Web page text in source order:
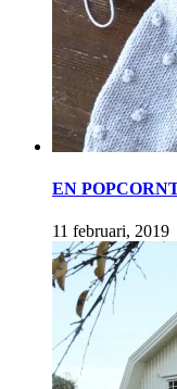
EN
11 februari, 2019